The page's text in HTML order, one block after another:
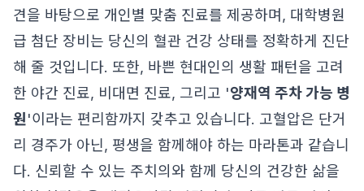
견을 바탕으로 개인별 맞춤 진료를 제공하며, 대학병원
급 첨단 장비는 당신의 혈관 건강 상태를 정확하게 진단
해 줄 것입니다. 또한, 바쁜 현대인의 생활 패턴을 고려
한 야간 진료, 비대면 진료, 그리고 '양재역 주차 가능 병
원'이라는 편리함까지 갖추고 있습니다. 고혈압은 단거
리 경주가 아닌, 평생을 함께해야 하는 마라톤과 같습니
다. 신뢰할 수 있는 주치의와 함께 당신의 건강한 삶을